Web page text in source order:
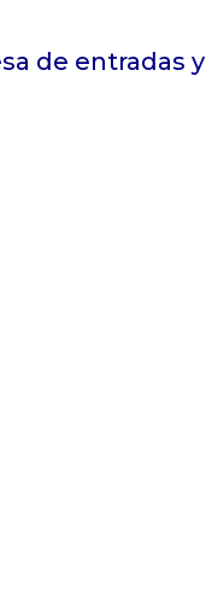
de entradas y